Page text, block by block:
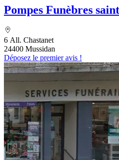
Pompes Funèbres
6 All. Chastanet
24400 Mussidan
Déposez le premier avis !